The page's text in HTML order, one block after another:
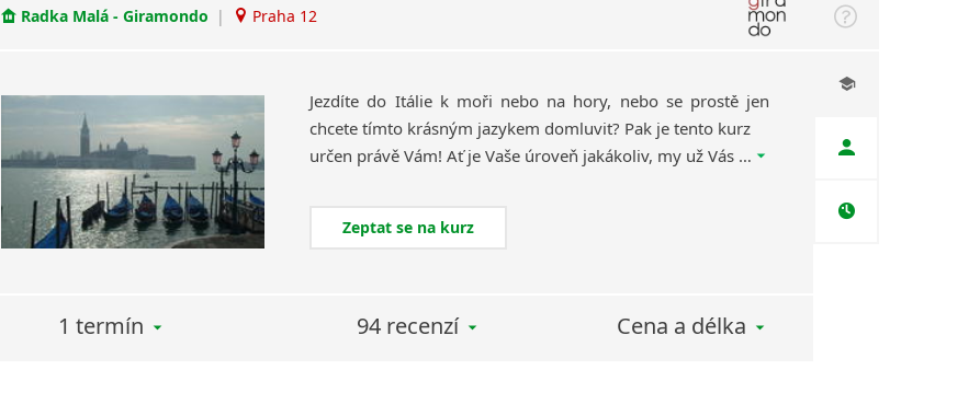
Radka Malá - Giramondo | Praha 12
Jezdíte do Itálie k moři nebo na hory, nebo se prostě jen
chcete tímto krásným jazykem domluvit? Pak je tento kurz
určen právě Vám! Ať je Vaše úroveň jakákoliv, my už Vás rozmluvíme. Kurz si závazně objednáváte až po ukázkové hodině.
Zeptat se na kurz
1 termín 94 recenzí Cena a délka